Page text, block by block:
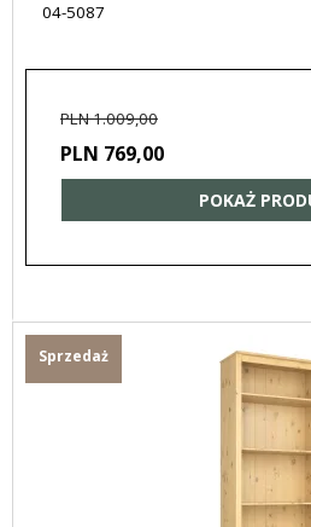
04-5087
PLN 1.009,00
PLN 769,00
POKAŻ
Sprzedaż